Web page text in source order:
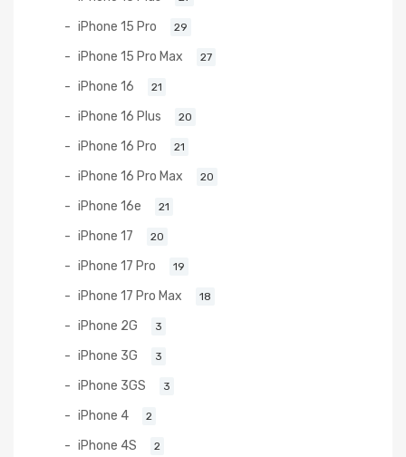
iPhone 15 Pro 29
iPhone 15 Pro Max 27
iPhone 16 21
iPhone 16 Plus 20
iPhone 16 Pro 21
iPhone 16 Pro Max 20
iPhone 16e 21
iPhone 17 20
iPhone 17 Pro 19
iPhone 17 Pro Max 18
iPhone 2G 3
iPhone 3G 3
iPhone 3GS 3
iPhone 4 2
iPhone 4S 2